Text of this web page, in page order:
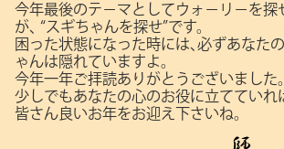
今年最後のテ－マとしてウォ－リ－を探
が､
“スギちゃんを探せ”です。
困った状態になった時には､必ずあなた
ゃんは隠れていますよ。
今年一年ご拝読ありがとうございました。
少しでもあなたの心のお役に立てていれ
皆さん良いお年をお迎え下さいね。